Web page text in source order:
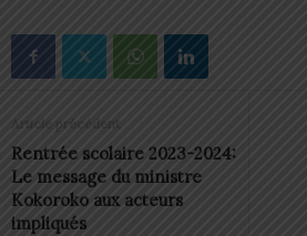
Article précédent
Rentrée scolaire 2023-2024:
Le message du ministre
Kokoroko aux acteurs
impliqués